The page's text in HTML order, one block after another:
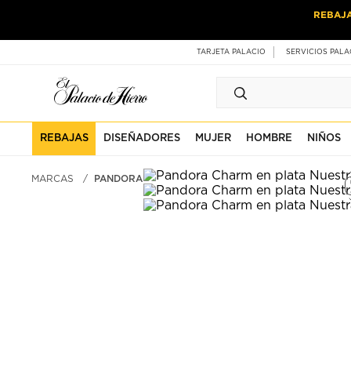
TARJETA PALACIO SERVICIOS
REBAJAS DISEÑADORES MUJER HOMBRE NIÑOS
MARCAS PANDORA